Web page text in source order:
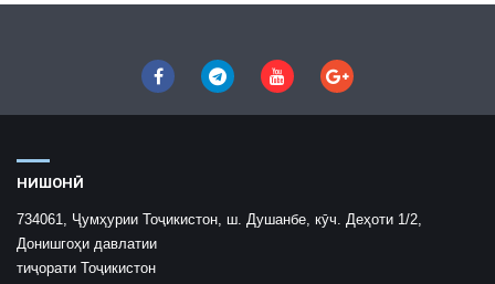
НИШОНӢ
734061, Ҷумҳурии Тоҷикистон, ш. Душанбе, кӯч. Деҳоти 1/2,
Донишгоҳи давлатии
тиҷорати Тоҷикистон